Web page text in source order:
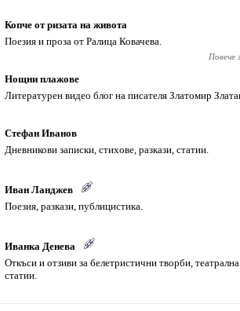
Копче от ризата на живота
Поезия и проза от Ралица Ковачева.
Повече
Нощни плажове
Литературен видео блог на писателя Златомир
Стефан Иванов
Дневникови записки, стихове, разкази, статии.
Иван Ланджев
Поезия, разкази, публицистика.
Иванка Денева
Откъси и отзиви за белетристични творби,
статии.